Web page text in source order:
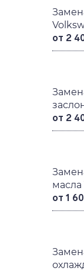
от 2
от 2
масла
от 1